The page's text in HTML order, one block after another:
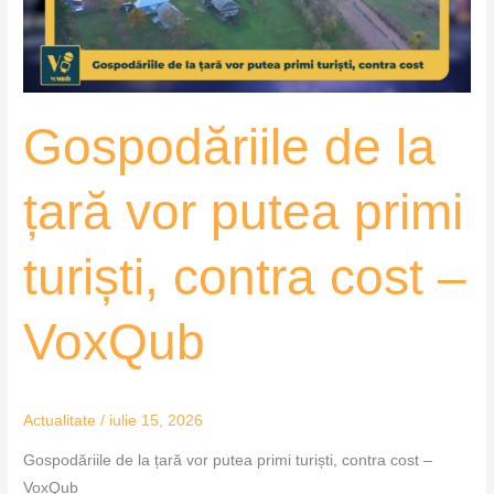
Gospodăriile de la
țară vor putea primi
turiști, contra cost –
VoxQub
Actualitate / iulie 15, 2026
Gospodăriile de la țară vor putea primi turiști, contra cost –
VoxQub
primi
turiști,
contra
–
VoxQub